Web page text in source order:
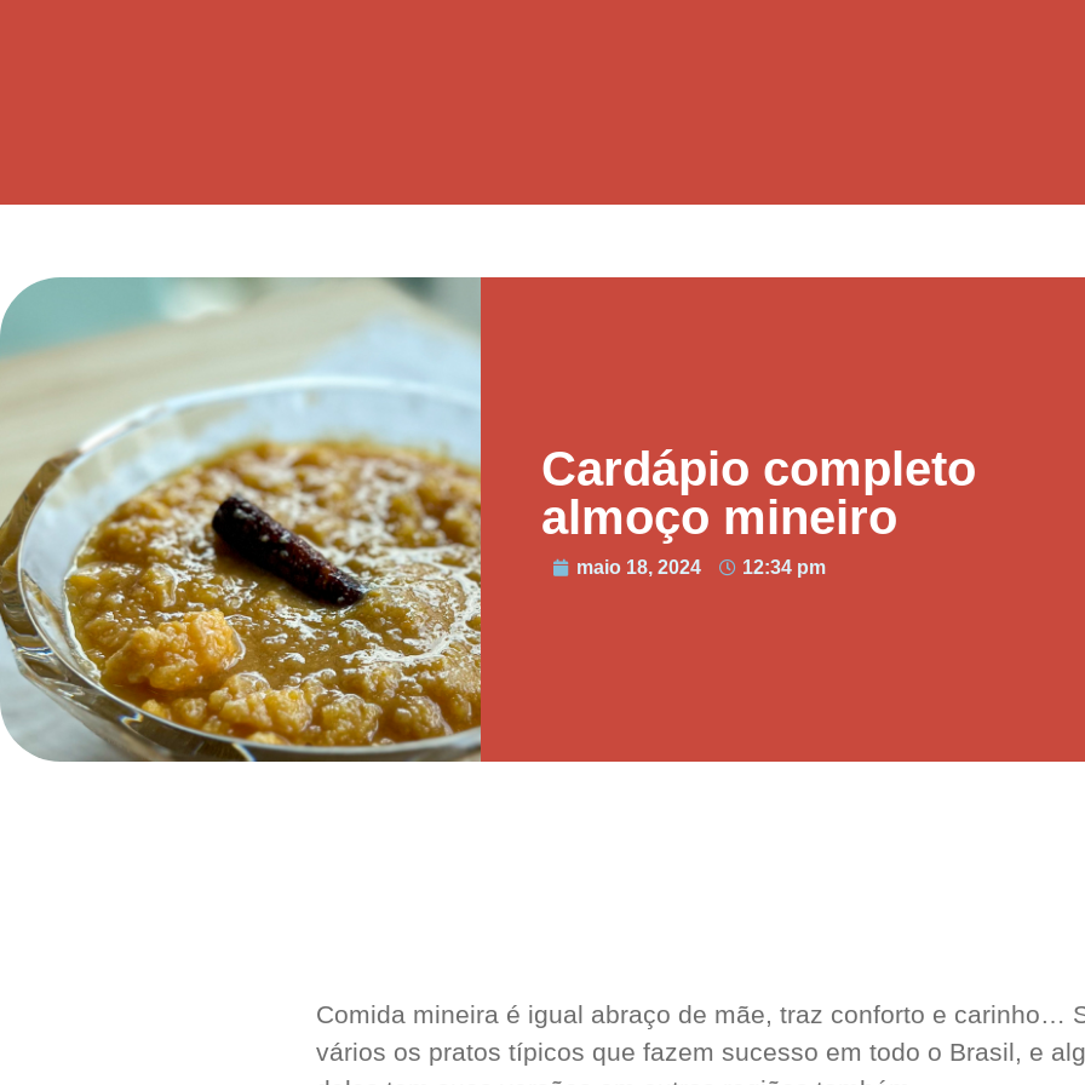
Cardápio completo
almoço mineiro
maio 18, 2024 12:34 pm
Comida mineira é igual abraço de mãe, traz conforto e carinho…
vários os pratos típicos que fazem sucesso em todo o Brasil, e